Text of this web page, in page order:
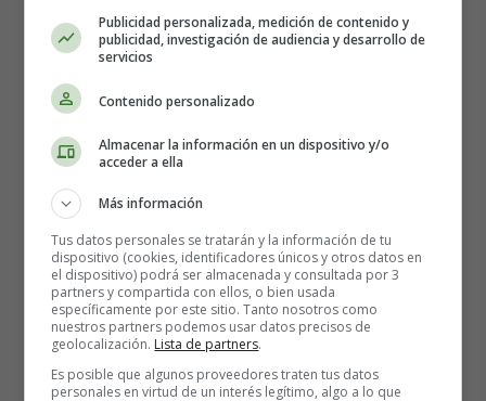
Cómo hacer Frittata de papas,
espárragos y pimiento -
Recetas Caseras
Los ingredientes que necesitas:
1 pimiento rojo cortado en trozos grandes
Publicidad personalizada, medición de contenido y
publicidad, investigación de audiencia y desarrollo de
servicios
Contenido personalizado
Almacenar la información en un dispositivo y/o
acceder a ella
Más información
Tus datos personales se tratarán y la información de tu
dispositivo (cookies, identificadores únicos y otros datos en
el dispositivo) podrá ser almacenada y consultada por 3
partners y compartida con ellos, o bien usada
específicamente por este sitio. Tanto nosotros como
nuestros partners podemos usar datos precisos de
geolocalización. Lista de partners.
Es posible que algunos proveedores traten tus datos
personales en virtud de un interés legítimo, algo a lo que